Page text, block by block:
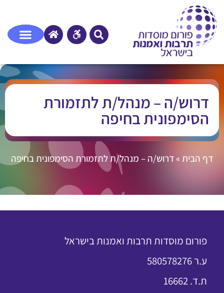
דרוש/ה – מנהל/ת לתזמורת
הסימפונית בחיפה
דף הבית»דרוש/ה – מנהל/ת לתזמורת הסימפונית בחיפה
פורום מוסדות תרבות ואמנות בישראל
ע.ר 580578276
ת.ד. 16662